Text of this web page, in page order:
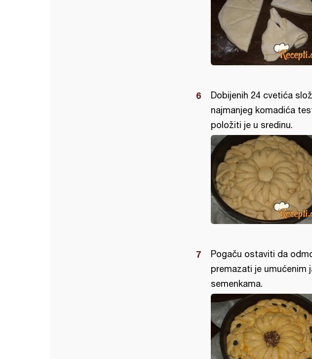
Dobijenih 24 cvetića
najmanjeg komadića
položiti je u sredinu.
Pogaču ostaviti da
premazati je umućenim
semenkama.